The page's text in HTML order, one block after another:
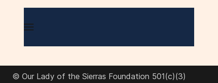
© Our Lady of the Sierras Foundation 501(c)(3)